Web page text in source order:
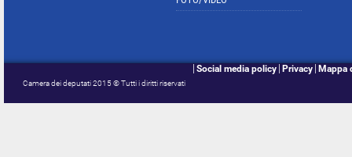
Camera dei deputati 2015 © Tutti i diritti riservati
Social media policy Privacy Mappa